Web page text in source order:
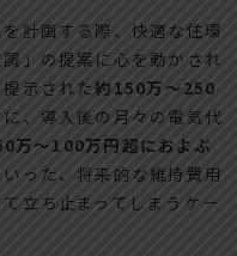
計画する際、快適な住環
」の提案に心を動かされ
示された約150万〜250
、導入後の月々の電気代
万〜100万円超におよぶ
いった、将来的な維持費用
立ち止まってしまうケー